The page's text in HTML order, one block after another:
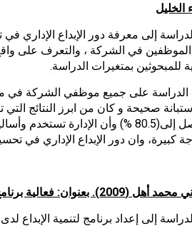
الخليل
إلى معرفة دور الإبداع الإداري
الموظفين في الشركة ، والتعرف على
للمبحوثين بمتغيرات الدراسة.
صحيحة و كان من ابرز النتائج التي
كبيرة، وان دور الإبداع الإداري في
مقترح لتنمية الإبداع لدى أطفال محافظة غزة
إلى إعداد برنامج لتنمية الإبداع